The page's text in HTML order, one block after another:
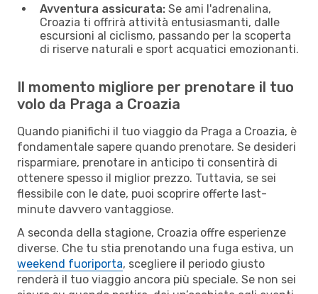
Avventura assicurata: Se ami l'adrenalina,
Croazia ti offrirà attività entusiasmanti, dalle
escursioni al ciclismo, passando per la scoperta
di riserve naturali e sport acquatici emozionanti.
Il momento migliore per prenotare il tuo
volo da Praga a Croazia
Quando pianifichi il tuo viaggio da Praga a Croazia, è
fondamentale sapere quando prenotare. Se desideri
risparmiare, prenotare in anticipo ti consentirà di
ottenere spesso il miglior prezzo. Tuttavia, se sei
flessibile con le date, puoi scoprire offerte last-
minute davvero vantaggiose.
A seconda della stagione, Croazia offre esperienze
diverse. Che tu stia prenotando una fuga estiva, un
weekend fuoriporta, scegliere il periodo giusto
renderà il tuo viaggio ancora più speciale. Se non sei